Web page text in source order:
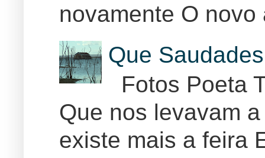
novamente O
Que
Fotos Poeta
Que nos levavam
existe mais a feira